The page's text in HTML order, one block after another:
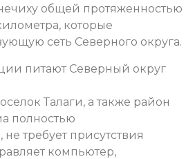
общей протяженностью
которые
сеть Северного округа.
питают Северный округ
Талаги, а также район
полностью
требует присутствия
компьютер,